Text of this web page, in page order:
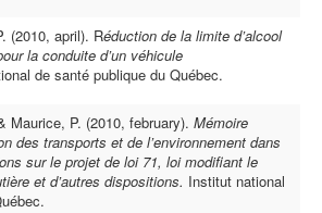
(2010, april). Réduction de la limite d’alcool
la conduite d’un véhicule
de santé publique du Québec.
Maurice, P. (2010, february). Mémoire
des transports et de l’environnement dans
sur le projet de loi 71, loi modifiant le
et d’autres dispositions. Institut national